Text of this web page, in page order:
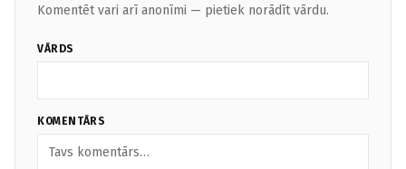
Komentēt vari arī anonīmi — pietiek norādīt vārdu.
VĀRDS
KOMENTĀRS